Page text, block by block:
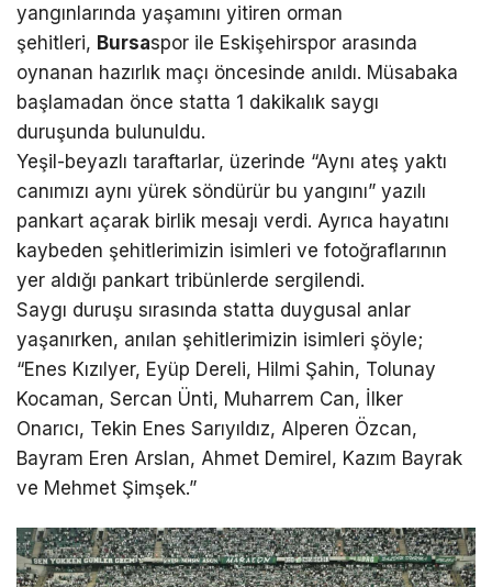
yangınlarında yaşamını yitiren orman
şehitleri, Bursaspor ile Eskişehirspor arasında
oynanan hazırlık maçı öncesinde anıldı. Müsabaka
başlamadan önce statta 1 dakikalık saygı
duruşunda bulunuldu.
Yeşil-beyazlı taraftarlar, üzerinde “Aynı ateş yaktı
canımızı aynı yürek söndürür bu yangını” yazılı
pankart açarak birlik mesajı verdi. Ayrıca hayatını
kaybeden şehitlerimizin isimleri ve fotoğraflarının
yer aldığı pankart tribünlerde sergilendi.
Saygı duruşu sırasında statta duygusal anlar
yaşanırken, anılan şehitlerimizin isimleri şöyle;
“Enes Kızılyer, Eyüp Dereli, Hilmi Şahin, Tolunay
Kocaman, Sercan Ünti, Muharrem Can, İlker
Onarıcı, Tekin Enes Sarıyıldız, Alperen Özcan,
Bayram Eren Arslan, Ahmet Demirel, Kazım Bayrak
ve Mehmet Şimşek.”